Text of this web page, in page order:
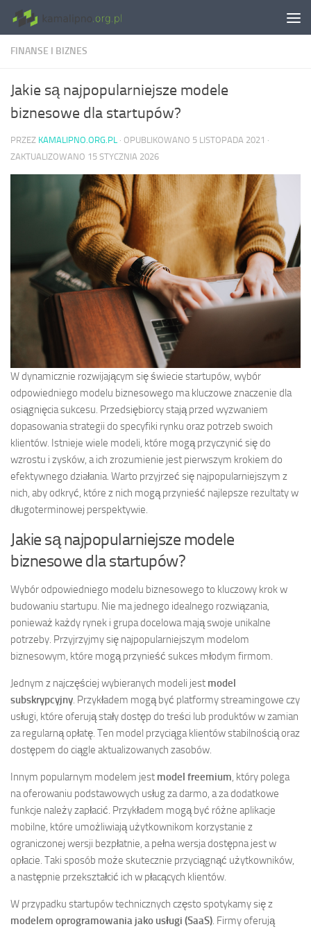
Skip to content
FINANSE I BIZNES
Jakie są najpopularniejsze modele
biznesowe dla startupów?
PRZEZ KAMALIPNO.ORG.PL · OPUBLIKOWANO 5 LISTOPADA 2021 ·
ZAKTUALIZOWANO 15 STYCZNIA 2026
W dynamicznie rozwijającym się świecie startupów, wybór
odpowiedniego modelu biznesowego ma kluczowe znaczenie dla
osiągnięcia sukcesu. Przedsiębiorcy stają przed wyzwaniem
dopasowania strategii do specyfiki rynku oraz potrzeb swoich
klientów. Istnieje wiele modeli, które mogą przyczynić się do
wzrostu i zysków, a ich zrozumienie jest pierwszym krokiem do
efektywnego działania. Warto przyjrzeć się najpopularniejszym z
nich, aby odkryć, które z nich mogą przynieść najlepsze rezultaty w
długoterminowej perspektywie.
Jakie są najpopularniejsze modele
biznesowe dla startupów?
Wybór odpowiedniego modelu biznesowego to kluczowy krok w
budowaniu startupu. Nie ma jednego idealnego rozwiązania,
ponieważ każdy rynek i grupa docelowa mają swoje unikalne
potrzeby. Przyjrzyjmy się najpopularniejszym modelom
biznesowym, które mogą przynieść sukces młodym firmom.
Jednym z najczęściej wybieranych modeli jest model
subskrypcyjny. Przykładem mogą być platformy streamingowe czy
usługi, które oferują stały dostęp do treści lub produktów w zamian
za regularną opłatę. Ten model przyciąga klientów stabilnością oraz
dostępem do ciągle aktualizowanych zasobów.
Innym popularnym modelem jest model freemium, który polega
na oferowaniu podstawowych usług za darmo, a za dodatkowe
funkcje należy zapłacić. Przykładem mogą być różne aplikacje
mobilne, które umożliwiają użytkownikom korzystanie z
ograniczonej wersji bezpłatnie, a pełna wersja dostępna jest w
opłacie. Taki sposób może skutecznie przyciągnąć użytkowników,
a następnie przekształcić ich w płacących klientów.
W przypadku startupów technicznych często spotykamy się z
modelem oprogramowania jako usługi (SaaS). Firmy oferują